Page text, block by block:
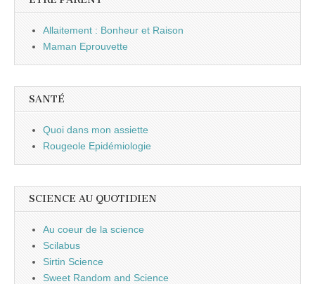
Allaitement : Bonheur et Raison
Maman Eprouvette
SANTÉ
Quoi dans mon assiette
Rougeole Epidémiologie
SCIENCE AU QUOTIDIEN
Au coeur de la science
Scilabus
Sirtin Science
Sweet Random and Science